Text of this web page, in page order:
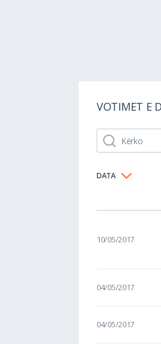
VOTIMET E
DATA
10/05/2017
04/05/2017
04/05/2017